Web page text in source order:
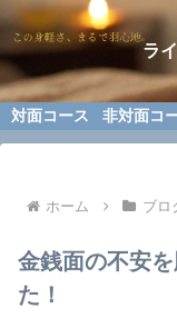
ラ
対面コース 非対面コ
ホーム ブロ
金銭面の不安
た！